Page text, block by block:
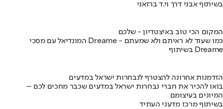
בשיתוף אבני דרך וי.ד ברזאני
המקום הכי טוב באיצטדיון - שלכם
המונדיאל עם מסכי Dreame - כמו שעוד לא ראיתם ולא שמעתם
בשיתוף Dreame
הזדמנות אחרונה להצטרף לנבחרות ישראל במדעים
בואו להכיר את חברי נבחרות ישראל במדעים שכבר מחכים לכם –
המיונים בעיצומם
בשיתוף מרכז מדעני העתיד